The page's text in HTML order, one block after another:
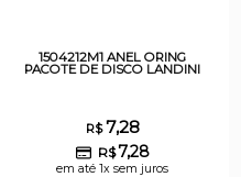
1504212M1 ANEL ORING
PACOTE DE DISCO LANDINI
R$7,28
R$7,28
em até 1x sem juros